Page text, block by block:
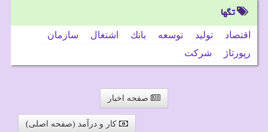
تگها
اقتصاد تولید توسعه بانك اشتغال
سازمان
رپورتاژ
شركت
صفحه اخبار
کار و درآمد (صفحه اصلی)